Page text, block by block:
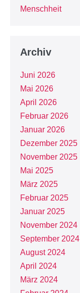
Menschheit
Archiv
Juni 2026
Mai 2026
April 2026
Februar 2026
Januar 2026
Dezember 2025
November 2025
Mai 2025
März 2025
Februar 2025
Januar 2025
November 2024
September 2024
August 2024
April 2024
März 2024